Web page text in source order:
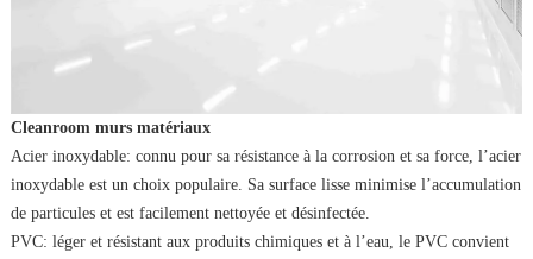
Cleanroom murs matériaux
Acier inoxydable: connu pour sa résistance à la corrosion et sa force, l’acier
inoxydable est un choix populaire. Sa surface lisse minimise l’accumulation
de particules et est facilement nettoyée et désinfectée.
PVC: léger et résistant aux produits chimiques et à l’eau, le PVC convient